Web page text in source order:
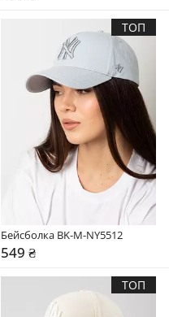
ТОП
Бейсболка BK-M-NY5512
549 ₴
ТОП